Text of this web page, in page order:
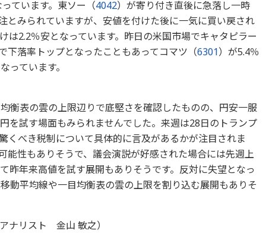
ています。東ソー（4042）が寄り付き直後に急落し一時
とみられていますが、安値を付けた後に一気に買い戻され
は2.2％安となっています。昨日の米国市場でキャタピラー
下落率トップとなったこともあってコマツ（6301）が5.4％
っています。
衡表の雲の上限辺りで底堅さを確認したものの、円安一服
を試す場面もみられませんでした。来週は28日のトランプ
くべき税制について具体的に言及があるかが注目されま
能性もありそうで、議会演説が好感された場合には先週上
昨年来高値を試す展開もありそうです。反対に失望となっ
動平均線や一目均衡表の雲の上限を割り込む展開もありそ
ナリスト 金山 敏之）